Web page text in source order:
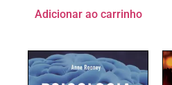
Adicionar ao carrinho